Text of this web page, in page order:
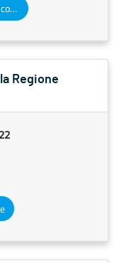
Determinazioni dirigenziali aventi contenuto di interesse generale
Regione